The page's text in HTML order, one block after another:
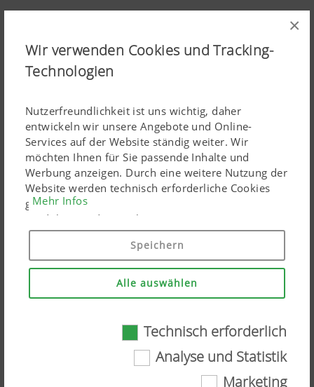
×
Wir verwenden Cookies und Tracking-
Technologien
Nutzerfreundlichkeit ist uns wichtig, daher
entwickeln wir unsere Angebote und Online-
Services auf der Website ständig weiter. Wir
möchten Ihnen für Sie passende Inhalte und
Werbung anzeigen. Durch eine weitere Nutzung der
Website werden technisch erforderliche Cookies
gesetzt. Personenbezogene Google-Marketing-
Produkte werden Cookies nur eingesetzt, wenn Sie
Ihre Einwilligung erteilen ("Allem zustimmen"). Sie
können ebenso individuelle Einstellungen mittels
der angeführten Checkboxen treffen.
Technisch erforderlich
Mehr Infos
Speichern
Alle auswählen
Technisch erforderlich
Analyse und Statistik
Marketing
Repräsentanz in Finnland
07.08.2026
Klares Bekenntnis zu aufstrebendem
nordischen Markt